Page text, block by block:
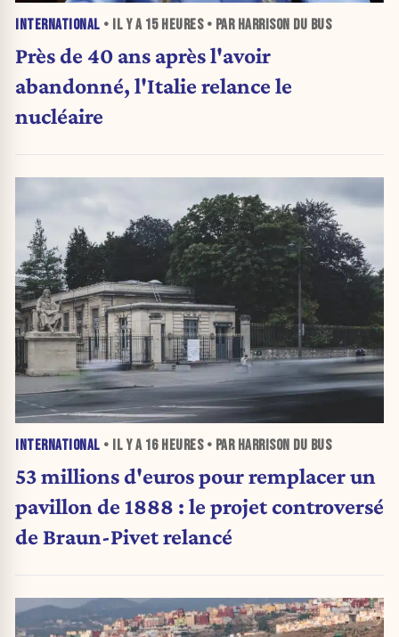
INTERNATIONAL • IL Y A 15 HEURES• PAR HARRISON DU BUS
Près de 40 ans après l'avoir
abandonné, l'Italie relance le
nucléaire
INTERNATIONAL • IL Y A 16 HEURES• PAR HARRISON DU BUS
53 millions d'euros pour remplacer un
pavillon de 1888 : le projet controversé
de Braun-Pivet relancé